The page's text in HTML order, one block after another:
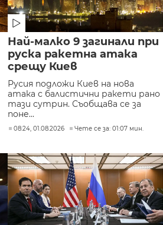
Най-малко 9 загинали при
руска ракетна атака
срещу Киев
Русия подложи Киев на нова
атака с балистични ракети рано
тази сутрин. Съобщава се за
поне...
08:24, 01.08.2026 Чете се за: 01:07 мин.